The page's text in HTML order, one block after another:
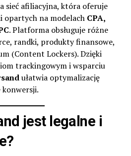
sieć afiliacyjna, która oferuje
opartych na modelach CPA,
. Platforma obsługuje różne
randki, produkty finansowe,
(Content Lockers). Dzięki
trackingowym i wsparciu
ułatwia optymalizację
konwersji.
jest legalne i